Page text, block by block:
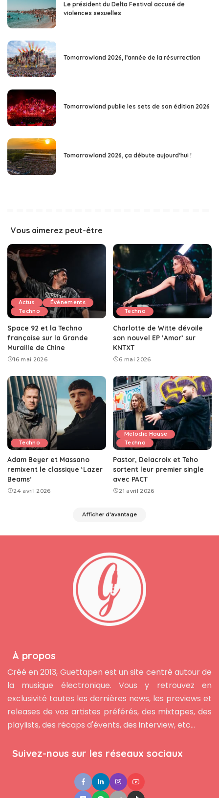
Le président du Delta Festival accusé de
violences sexuelles
Tomorrowland 2026, l’année de la résurrection
Tomorrowland publie les sets de son édition 2026
Tomorrowland 2026, ça débute aujourd’hui !
Vous aimerez peut-être
Actus
Événements
Techno
Space 92 et la Techno
française sur la Grande
Muraille de Chine
16 mai 2026
Techno
Charlotte de Witte dévoile
son nouvel EP ‘Amor’ sur
KNTXT
6 mai 2026
Techno
Adam Beyer et Massano
remixent le classique ‘Lazer
Beams’
24 avril 2026
Melodic House
Techno
Pastor, Delacroix et Teho
sortent leur premier single
avec PACT
21 avril 2026
Afficher d'avantage
À propos
Créé en 2013, Guettapen est un site centré autour de
la musique électronique. Vous y retrouvez en
exclusivité toutes les dernières news, les previews et
releases de vos artistes préférés, des mixtapes, des
playlists, des récaps d'évents, des interview, etc...
Suivez-nous sur les réseaux sociaux